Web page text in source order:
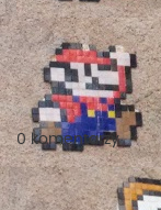
0 komentarzy